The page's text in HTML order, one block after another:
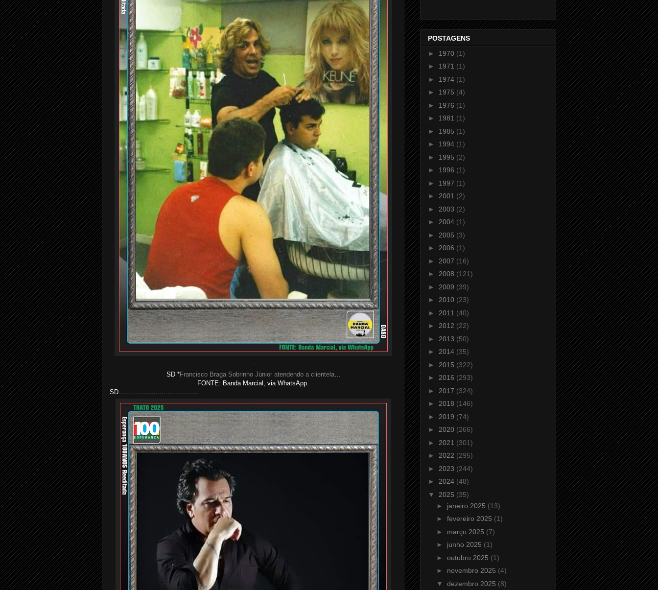
SD *Francisco Braga Sobrinho Júnior atendendo a clientela...
FONTE: Banda Marcial, via WhatsApp.
SD.........................................
POSTAGENS
► 1970 (1)
► 1971 (1)
► 1974 (1)
► 1975 (4)
► 1976 (1)
► 1981 (1)
► 1985 (1)
► 1994 (1)
► 1995 (2)
► 1996 (1)
► 1997 (1)
► 2001 (2)
► 2003 (2)
► 2004 (1)
► 2005 (3)
► 2006 (1)
► 2007 (16)
► 2008 (121)
► 2009 (39)
► 2010 (23)
► 2011 (40)
► 2012 (22)
► 2013 (50)
► 2014 (35)
► 2015 (322)
► 2016 (293)
► 2017 (324)
► 2018 (146)
► 2019 (74)
► 2020 (266)
► 2021 (301)
► 2022 (295)
► 2023 (244)
► 2024 (48)
▼ 2025 (35)
► janeiro 2025 (13)
► fevereiro 2025 (1)
► março 2025 (7)
► junho 2025 (1)
► outubro 2025 (1)
► novembro 2025 (4)
▼ dezembro 2025 (8)